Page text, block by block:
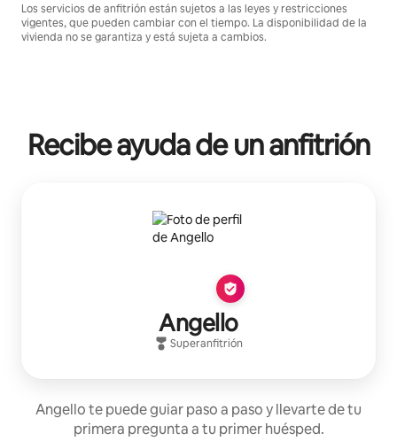
Los servicios de anfitrión están sujetos a las leyes y restricciones
vigentes, que pueden cambiar con el tiempo. La disponibilidad de la
vivienda no se garantiza y está sujeta a cambios.
Recibe ayuda de un anfitrión
Angello
Superanfitrión
Angello te puede guiar paso a paso y llevarte de tu
primera pregunta a tu primer huésped.